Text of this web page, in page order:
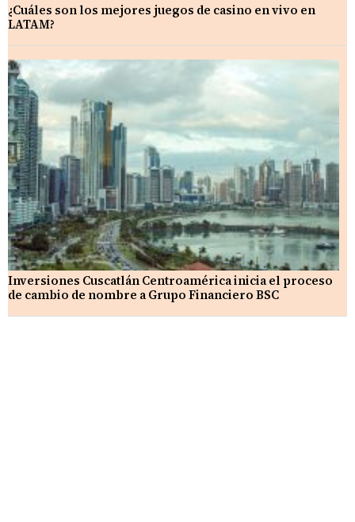
¿Cuáles son los mejores juegos de casino en vivo en
LATAM?
Inversiones Cuscatlán Centroamérica inicia el proceso
de cambio de nombre a Grupo Financiero BSC